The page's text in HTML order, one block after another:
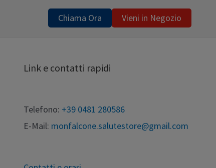
Chiama Ora Vieni in Negozio
Link e contatti rapidi
Telefono: +39 0481 280586
E-Mail: monfalcone.salutestore@gmail.com